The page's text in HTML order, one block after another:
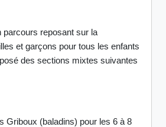
parcours reposant sur la
et garçons pour tous les enfants
des sections mixtes suivantes
Griboux (baladins) pour les 6 à 8